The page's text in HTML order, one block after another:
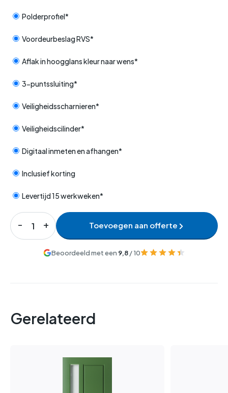
Polderprofiel*
Voordeurbeslag RVS*
Aflak in hoogglans kleur naar wens*
3-puntssluiting*
Veiligheidsscharnieren*
Veiligheidscilinder*
Digitaal inmeten en afhangen*
Inclusief korting
Levertijd 15 werkweken*
Toevoegen aan offerte
Beoordeeld met een 9,8/ 10
Gerelateerd